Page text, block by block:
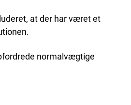
at der har været et
normalvægtige